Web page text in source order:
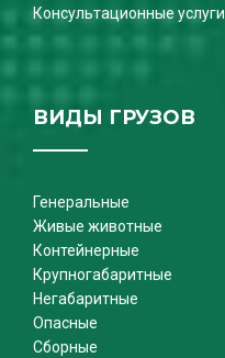
Консультационные услуги
ВИДЫ ГРУЗОВ
Генеральные
Живые животные
Контейнерные
Крупногабаритные
Негабаритные
Опасные
Сборные